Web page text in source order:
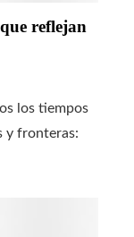
reflejan
los tiempos
y fronteras: